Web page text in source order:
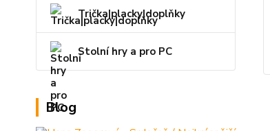
Trička|placky|doplňky
Stolní hry a pro PC
Blog